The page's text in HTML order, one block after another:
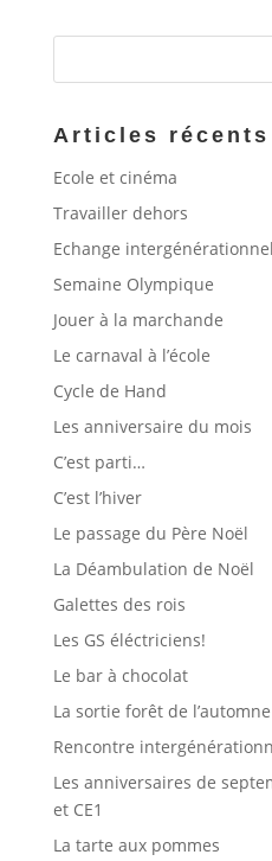
Articles récents
Ecole et cinéma
Travailler dehors
Echange intergénérationnel
Semaine Olympique
Jouer à la marchande
Le carnaval à l’école
Cycle de Hand
Les anniversaire du mois
C’est parti…
C’est l’hiver
Le passage du Père Noël
La Déambulation de Noël
Galettes des rois
Les GS éléctriciens!
Le bar à chocolat
La sortie forêt de l’automne
Rencontre
Les anniversaires de
et CE1
La tarte aux pommes